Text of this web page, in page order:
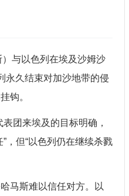
与以色列在埃及沙姆沙
永久结束对加沙地带的侵
钩。
团来埃及的目标明确，
，但“以色列仍在继续杀戮
马斯难以信任对方。以